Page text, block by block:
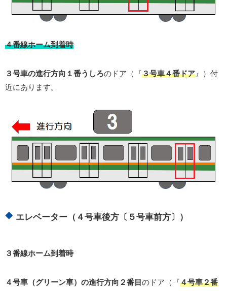
４番線ホーム到着時
３号車の進行方向１番うしろのドア（『３号車４番ドア 』）付
近にあります。
エレベーター（４号車後方〔５号車前方〕）
３番線ホーム到着時
４号車（グリーン車）の進行方向２番目 のドア（『４号車２番